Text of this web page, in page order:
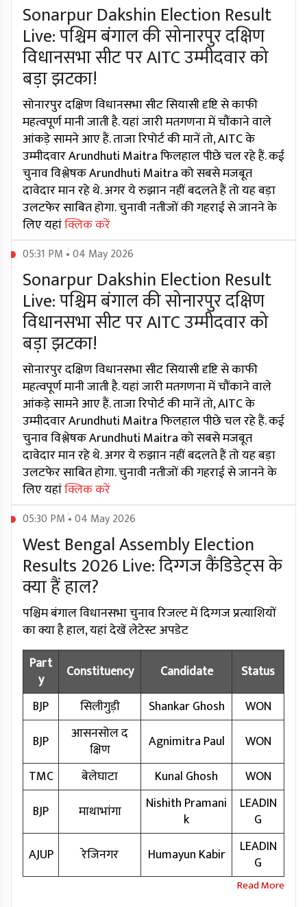
Sonarpur Dakshin Election Result
Live: पश्चिम बंगाल की सोनारपुर दक्षिण
विधानसभा सीट पर AITC उम्मीदवार को
बड़ा झटका!
सोनारपुर दक्षिण विधानसभा सीट सियासी दृष्टि से काफी
महत्वपूर्ण मानी जाती है. यहां जारी मतगणना में चौंकाने वाले
आंकड़े सामने आए हैं. ताजा रिपोर्ट की मानें तो, AITC के
उम्मीदवार Arundhuti Maitra फिलहाल पीछे चल रहे हैं. कई
चुनाव विश्लेषक Arundhuti Maitra को सबसे मजबूत
दावेदार मान रहे थे. अगर ये रुझान नहीं बदलते हैं तो यह बड़ा
उलटफेर साबित होगा. चुनावी नतीजों की गहराई से जानने के
लिए यहांक्लिक करें
05:31 PM • 04 May 2026
Sonarpur Dakshin Election Result
Live: पश्चिम बंगाल की सोनारपुर दक्षिण
विधानसभा सीट पर AITC उम्मीदवार को
बड़ा झटका!
सोनारपुर दक्षिण विधानसभा सीट सियासी दृष्टि से काफी
महत्वपूर्ण मानी जाती है. यहां जारी मतगणना में चौंकाने वाले
आंकड़े सामने आए हैं. ताजा रिपोर्ट की मानें तो, AITC के
उम्मीदवार Arundhuti Maitra फिलहाल पीछे चल रहे हैं. कई
चुनाव विश्लेषक Arundhuti Maitra को सबसे मजबूत
दावेदार मान रहे थे. अगर ये रुझान नहीं बदलते हैं तो यह बड़ा
उलटफेर साबित होगा. चुनावी नतीजों की गहराई से जानने के
लिए यहांक्लिक करें
05:30 PM • 04 May 2026
West Bengal Assembly Election
Results 2026 Live: दिग्गज कैंडिडेट्स के
क्या हैं हाल?
पश्चिम बंगाल विधानसभा चुनाव रिजल्ट में दिग्गज प्रत्याशियों
का क्या है हाल, यहां देखें लेटेस्ट अपडेट
Part
y
Constituency Candidate
Status
BJP
सिलीगुड़ी Shankar Ghosh
WON
BJP
आसनसोल द
क्षिण
Agnimitra Paul
WON
TMC
बेलेघाटा Kunal Ghosh
WON
BJP
माथाभांगा
Nishith Pramani
k
LEADIN
G
AJUP
रेजिनगर Humayun Kabir
LEADIN
G